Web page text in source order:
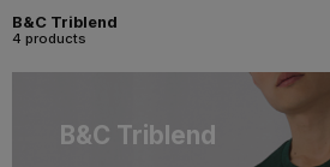
B&C Triblend
4 products
B&C Triblend